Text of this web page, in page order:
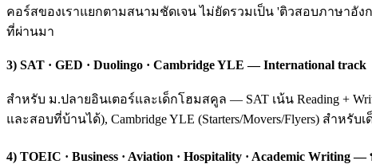
คอร์สของเราแยกตามสนามชัดเจน ไม่ยัดรวมเป็น 'ติวสอบภาษาอัง
ที่ผ่านมา
3) SAT · GED · Duolingo · Cambridge YLE — International track
สำหรับ ม.ปลายอินเตอร์และเด็กโฮมสคูล — SAT เน้น Reading +
และสอบที่บ้านได้), Cambridge YLE (Starters/Movers/Flyers) สำหรั
4) TOEIC · Business · Aviation · Hospitality · Academic Writing